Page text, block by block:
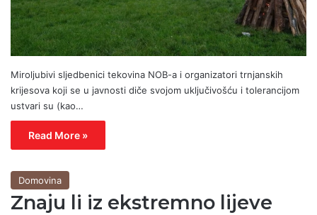
Miroljubivi sljedbenici tekovina NOB-a i organizatori trnjanskih
krijesova koji se u javnosti diče svojom uključivošću i tolerancijom
ustvari su (kao…
Read More »
Domovina
Znaju li iz ekstremno lijeve